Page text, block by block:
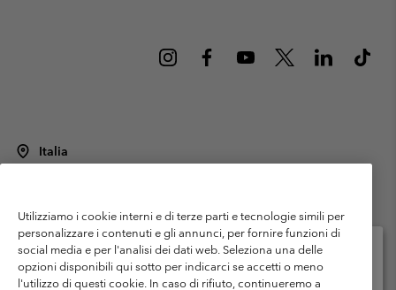
Italia
Termini di utilizzo
Condizioni Generali di Venditaa
Garanzia
Politica sulla privacy
Termini e condizioni del programma di membership
Utilizziamo i cookie interni e di terze parti e tecnologie simili per
personalizzare i contenuti e gli annunci, per fornire funzioni di
social media e per l'analisi dei dati web. Seleziona una delle
opzioni disponibili qui sotto per indicarci se accetti o meno
l'utilizzo di questi cookie. In caso di rifiuto, continueremo a